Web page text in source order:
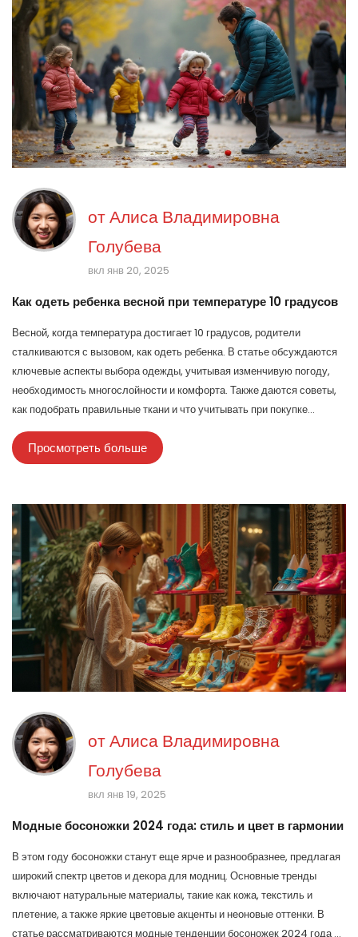
отАлиса Владимировна
Голубева
вкл янв 20, 2025
Как одеть ребенка весной при температуре 10 градусов
Весной, когда температура достигает 10 градусов, родители
сталкиваются с вызовом, как одеть ребенка. В статье обсуждаются
ключевые аспекты выбора одежды, учитывая изменчивую погоду,
необходимость многослойности и комфорта. Также даются советы,
как подобрать правильные ткани и что учитывать при покупке
одежды для ребенка на такой период. Важно сбалансировать тепло и
свободу движений, чтобы ребенок чувствовал себя уютно и
безопасно на улице.
Просмотреть больше
отАлиса Владимировна
Голубева
вкл янв 19, 2025
Модные босоножки 2024 года: стиль и цвет в гармонии
В этом году босоножки станут еще ярче и разнообразнее, предлагая
широкий спектр цветов и декора для модниц. Основные тренды
включают натуральные материалы, такие как кожа, текстиль и
плетение, а также яркие цветовые акценты и неоновые оттенки. В
статье рассматриваются модные тенденции босоножек 2024 года и